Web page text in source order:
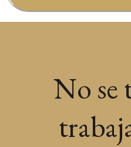
No se